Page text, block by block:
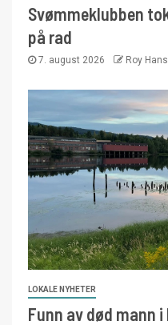
Svømmeklubben
på rad
7. august 2026 Roy
LOKALE NYHETER
Funn av død mann